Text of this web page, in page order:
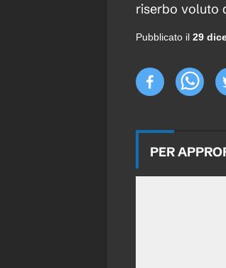
riserbo voluto
Pubblicato il 29
PER